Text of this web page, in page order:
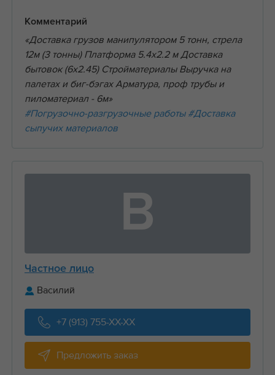
Комментарий
«Доставка грузов манипулятором 5 тонн, стрела
12м (3 тонны) Платформа 5.4х2.2 м Доставка
бытовок (6х2.45) Стройматериалы Выручка на
палетах и биг-бэгах Арматура, проф трубы и
пиломатериал - 6м»
#Погрузочно-разгрузочные работы #Доставка
сыпучих материалов
В
Частное лицо
Василий
+7 (913) 755-XX-XX
Предложить заказ